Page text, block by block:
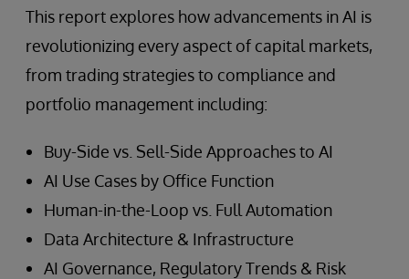
This report explores how advancements in AI is
revolutionizing every aspect of capital markets,
from trading strategies to compliance and
portfolio management including:
Buy-Side vs. Sell-Side Approaches to AI
AI Use Cases by Office Function
Human-in-the-Loop vs. Full Automation
Data Architecture & Infrastructure
AI Governance, Regulatory Trends & Risk